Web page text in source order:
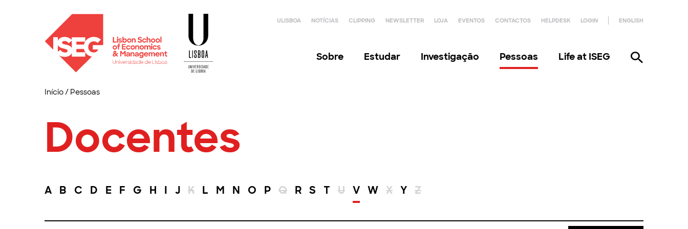
ULISBOA NOTÍCIAS CLIPPING NEWSLETTER LOJA EVENTOS CONTACTOS HELPDESK LOGIN ENGLISH
Sobre Estudar Investigação Pessoas Life at ISEG
Início/ Pessoas
Docentes
A B C D E F G H I J K L M N O P Q R S T U V W X Y Z